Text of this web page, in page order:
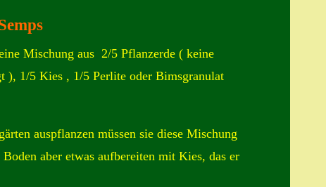
Hostas
Mischung aus 2/5 Pflanzerde ( keine
), 1/5 Kies , 1/5 Perlite oder Bimsgranulat
auspflanzen müssen sie diese Mischung
aber etwas aufbereiten mit Kies, das er